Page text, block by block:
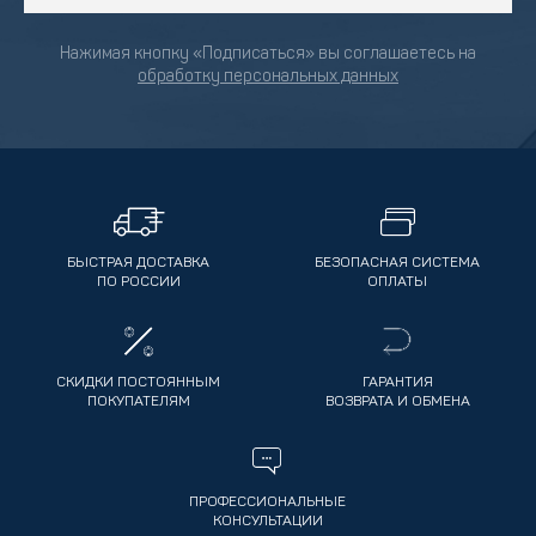
Нажимая кнопку «Подписаться» вы соглашаетесь на
обработку персональных данных
БЫСТРАЯ ДОСТАВКА
ПО РОССИИ
БЕЗОПАСНАЯ СИСТЕМА
ОПЛАТЫ
СКИДКИ ПОСТОЯННЫМ
ПОКУПАТЕЛЯМ
ГАРАНТИЯ
ВОЗВРАТА И ОБМЕНА
ПРОФЕССИОНАЛЬНЫЕ
КОНСУЛЬТАЦИИ